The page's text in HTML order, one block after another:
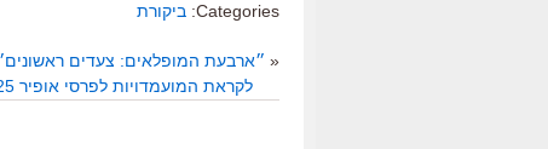
Categories: ביקורת
« ״ארבעת המופלאים: צעדים
לקראת המועמדויות לפרסי אופיר 2025: המלחמה ניצחה את הקולנוע הישראלי, והסקס לא עוזר לו